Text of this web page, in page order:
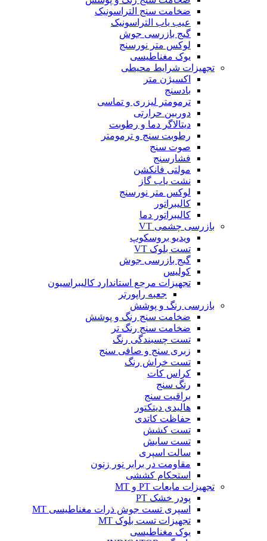
ضخامت سنج التراسونیک
عیب یاب التراسونیک
گیج بازرسی جوش
لوکس متر نورسنج
یوک مغناطیسی
تجهیزات شرایط محیطی
اکسیژن متر
بادسنج
ترمومتر لیزری و تماسی
دوربین حرارتی
دیتالاگر دما و رطوبت
رطوبت سنج و ترمومتر
صوت سنج
فشارسنج
مولتی فانکشن
نشت یاب گاز
لوکس متر نورسنج
کالیبراتور
کالیبراتور دما
بازرسی چشمی VT
ویدیو بروسکوپ
تست بلوک VT
گیج بازرسی جوش
کولیس
تجهیزات مرجع استاندارد کالیبراسیون
جعبه راپورتر
بازرسی رنگ و پوشش
ضخامت سنج رنگ و پوشش
ضخامت سنج رنگ تر
تست چسبندگی رنگ
زبری سنج و صافی سنج
تست خراش رنگ
کراس کات
رنگ سنج
براقیت سنج
هالیدی دیتکتور
حفاظت کاتدی
تست کشش
تست سایش
سالت اسپری
مقاومت در برابر نور زنون
استحکام کششی
تجهیزات مایعات PT و MT
پودر خشک PT
اسپری تست جوش ذرات مغناطیسی MT
تجهیزات تست بلوک MT
یوک مغناطیسی